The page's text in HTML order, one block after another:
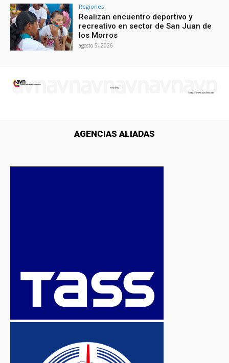
Regiones
Realizan encuentro deportivo y
recreativo en sector de San Juan de
los Morros
agosto 5, 2026
AGENCIAS ALIADAS